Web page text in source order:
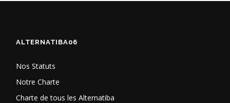
ALTERNATIBA06
Nos Statuts
Notre Charte
Charte de tous les Alternatiba